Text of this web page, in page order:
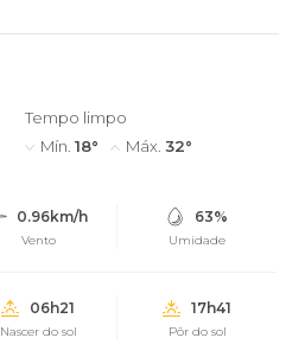
Tempo limpo
Mín. 18° Máx. 32°
0.96km/h
Vento
63%
Umidade
06h21
Nascer do sol
17h41
Pôr do sol